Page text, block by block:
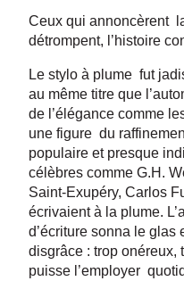
Ceux qui annoncèrent
détrompent, l’histoire
Le stylo à plume fut
au même titre que
de l’élégance comme
une figure du
populaire et presque
célèbres comme G.H.
Saint-Exupéry, Carlos
écrivaient à la plume.
d’écriture sonna le glas
disgrâce : trop onéreux,
puisse l’employer